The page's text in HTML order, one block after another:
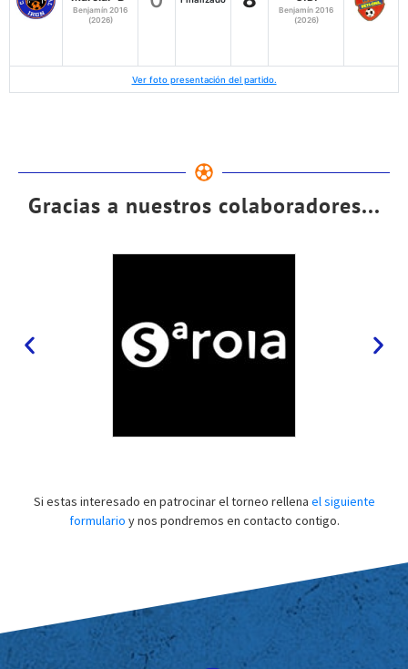
Benjamín 2016
(2026)
Benjamín 2016
(2026)
Ver foto presentación del partido.
Gracias a nuestros colaboradores...
Si estas interesado en patrocinar el torneo rellena el siguiente
formulario y nos pondremos en contacto contigo.